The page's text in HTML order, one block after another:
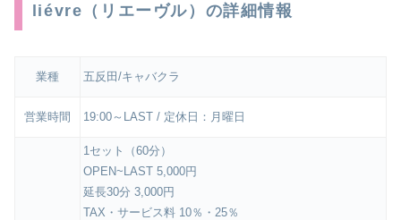
liévre（リエーヴル）の詳細情報
業種 五反田/キャバクラ
営業時間 19:00～LAST / 定休日：月曜日
1セット（60分）
OPEN~LAST 5,000円
延長30分 3,000円
TAX・サービス料 10％・25％